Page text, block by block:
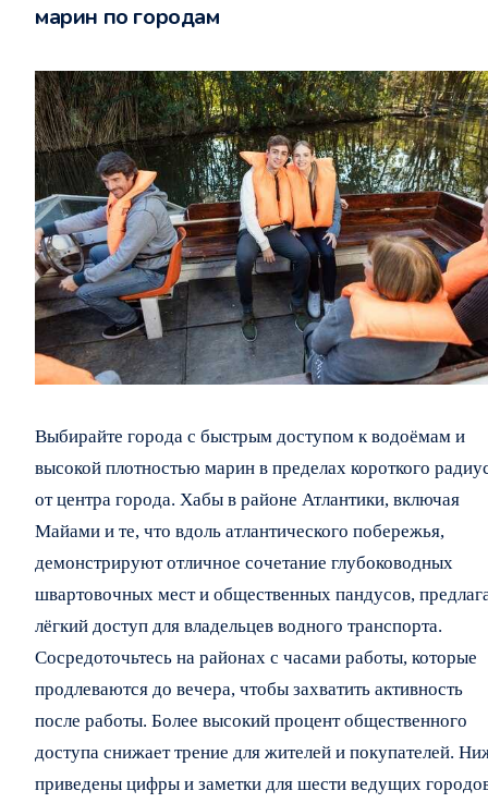
марин по городам
Выбирайте города с быстрым доступом к водоёмам и
высокой плотностью марин в пределах короткого
от центра города. Хабы в районе Атлантики, включая
Майами и те, что вдоль атлантического побережья,
демонстрируют отличное сочетание глубоководных
швартовочных мест и общественных пандусов,
лёгкий доступ для владельцев водного транспорта.
Сосредоточьтесь на районах с часами работы, которые
продлеваются до вечера, чтобы захватить активность
после работы. Более высокий процент общественного
доступа снижает трение для жителей и покупателей.
приведены цифры и заметки для шести ведущих